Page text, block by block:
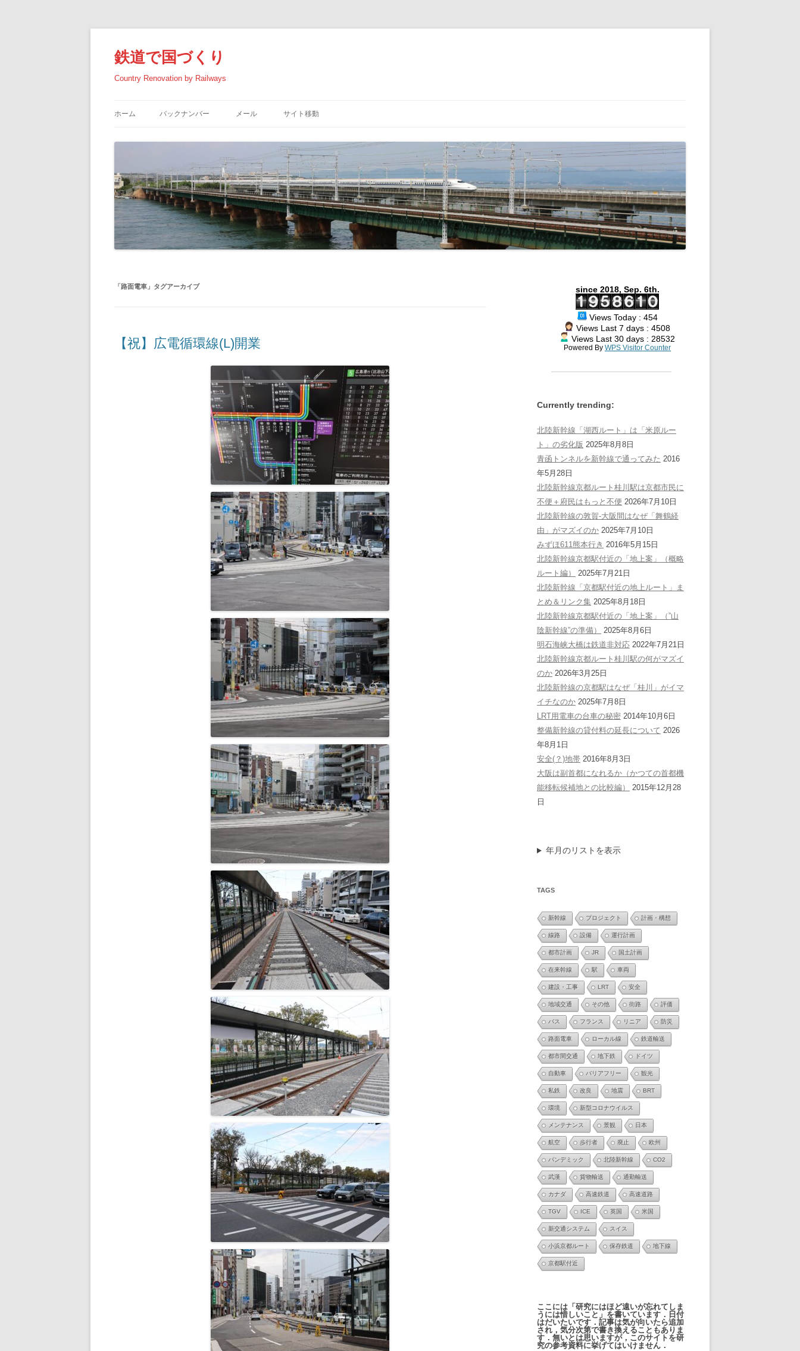
テ
ン
ツ
へ
ス
鉄道で国づくり
Country Renovation by Railways
ホーム バックナンバー
2025年の記事
2024年の記事
2023年の記事
2022年の記事
2020年の記事
メール サイト移動
「学科」に戻る
「大学」に戻る
「 路面電車 」タグアーカイブ
【祝】広電循環線(L)開業
since 2018, Sep. 6th.
Views Today : 454
Views Last 7 days : 4508
Views Last 30 days : 28532
Powered By WPS Visitor Counter
Currently trending:
北陸新幹線「湖西ルート」は「米原ルー
ト」の劣化版 2025年8月8日
青函トンネルを新幹線で通ってみた 2016
年5月28日
北陸新幹線京都ルート桂川駅は京都市民に
不便＋府民はもっと不便 2026年7月10日
北陸新幹線の敦賀-大阪間はなぜ「舞鶴経
由」がマズイのか 2025年7月10日
みずほ611熊本行き 2016年5月15日
北陸新幹線京都駅付近の「地上案」（概略
ルート編）
2025年7月21日
北陸新幹線「京都駅付近の地上ルート」ま
とめ＆リンク集 2025年8月18日
北陸新幹線京都駅付近の「地上案」（”山
陰新幹線”の準備）
2025年8月6日
明石海峡大橋は鉄道非対応 2022年7月21日
北陸新幹線京都ルート桂川駅の何がマズイ
のか 2026年3月25日
北陸新幹線の京都駅はなぜ「桂川」がイマ
イチなのか 2025年7月8日
LRT用電車の台車の秘密 2014年10月6日
整備新幹線の貸付料の延長について 2026
年8月1日
安全(？)地帯 2016年8月3日
大阪は副首都になれるか（かつての首都機
能移転候補地との比較編）
2015年12月28
日
年月のリストを表示
TAGS
新幹線 プロジェクト 計画・構想
線路 設備 運行計画
都市計画 JR 国土計画
在来幹線 駅 車両
建設・工事 LRT 安全
地域交通 その他 街路 評価
バス フランス リニア 防災
路面電車 ローカル線 鉄道輸送
都市間交通 地下鉄 ドイツ
自動車 バリアフリー 観光
私鉄 改良 地震 BRT
環境 新型コロナウイルス
メンテナンス 景観 日本
航空 歩行者 廃止 欧州
パンデミック 北陸新幹線 CO2
武漢 貨物輸送 通勤輸送
カナダ 高速鉄道 高速道路
TGV ICE 英国 米国
新交通システム スイス
小浜京都ルート 保存鉄道 地下線
京都駅付近
ここには「研究にはほど遠いが忘れてしま
うには惜しいこと」を書いています．日付
はだいたいです．記事は気が向いたら追加
され，気分次第で書き換えることもありま
す．無いとは思いますが，このサイトを研
究の参考資料に挙げてはいけません．